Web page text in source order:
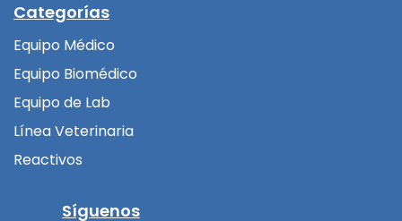
Categorías
Equipo Médico
Equipo Biomédico
Equipo de Lab
Línea Veterinaria
Reactivos
Síguenos